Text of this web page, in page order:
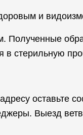
и
Полученные
в стерильную
оставьте
Выезд